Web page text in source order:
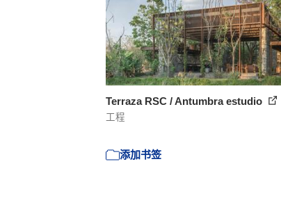
Terraza RSC / Antumbra estudio
工程
添加书签